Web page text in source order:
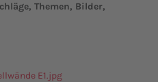
Themen, Bilder,
E1.jpg